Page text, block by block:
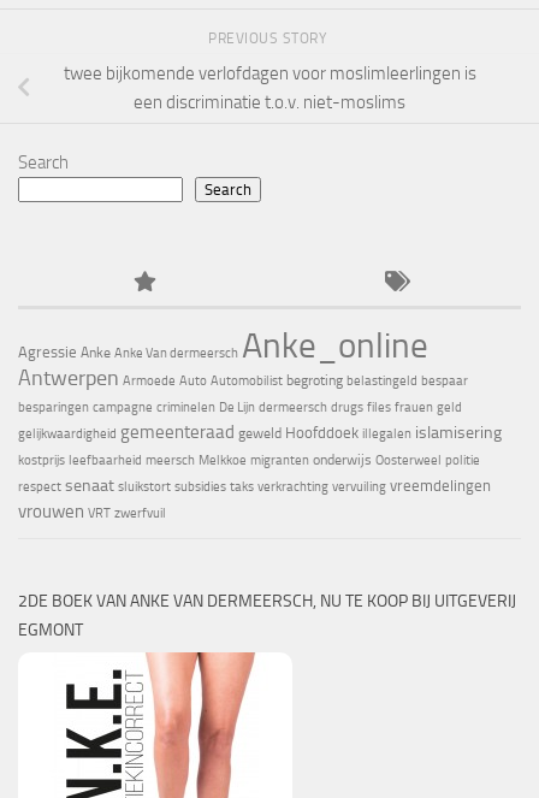
PREVIOUS STORY
twee bijkomende verlofdagen voor moslimleerlingen is
een discriminatie t.o.v. niet-moslims
Search
Search
Agressie Anke Anke Van dermeersch Anke_online
Antwerpen Armoede Auto Automobilist begroting belastingeld bespaar
besparingen campagne criminelen De Lijn dermeersch drugs files frauen geld
gelijkwaardigheid gemeenteraad geweld Hoofddoek illegalen islamisering
kostprijs leefbaarheid meersch Melkkoe migranten onderwijs Oosterweel politie
respect senaat sluikstort subsidies taks verkrachting vervuiling vreemdelingen
vrouwen VRT zwerfvuil
2DE BOEK VAN ANKE VAN DERMEERSCH, NU TE KOOP BIJ UITGEVERIJ
EGMONT